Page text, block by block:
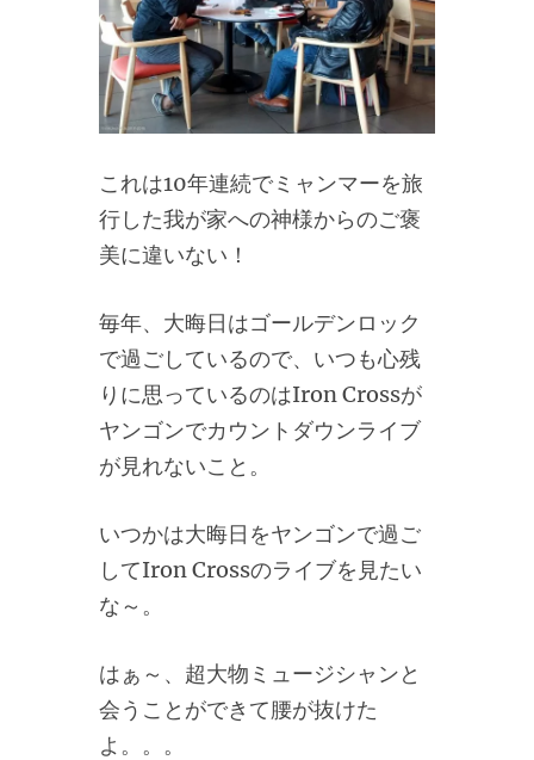
これは10年連続でミャンマーを旅
行した我が家への神様からのご褒
美に違いない！
毎年、大晦日はゴールデンロック
で過ごしているので、いつも心残
りに思っているのはIron Crossが
ヤンゴンでカウントダウンライブ
が見れないこと。
いつかは大晦日をヤンゴンで過ご
してIron Crossのライブを見たい
な～。
はぁ～、超大物ミュージシャンと
会うことができて腰が抜けた
よ。。。